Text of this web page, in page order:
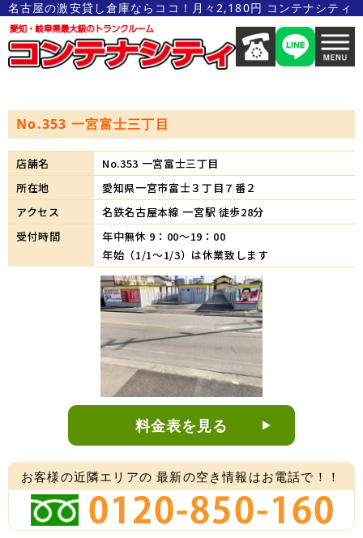
名古屋の激安貸し倉庫ならココ！月々2,180円 コンテナシティ
No.353 一宮富士三丁目
店舗名
No.353 一宮富士三丁目
所在地
愛知県一宮市富士３丁目７番２
アクセス
名鉄名古屋本線 一宮駅 徒歩28分
受付時間
年中無休 9：00～19：00
年始（1/1～1/3）は休業致します
料金表を見る
お客様の近隣エリアの 最新の空き情報はお電話で！！